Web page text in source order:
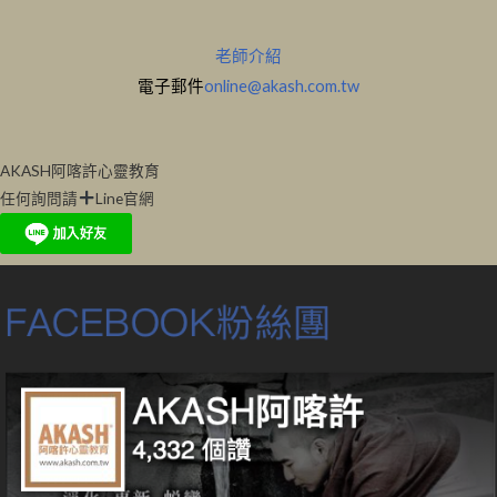
老師介紹
電子郵件online@akash.com.tw
AKASH阿喀許心靈教育
任何詢問請
Line官網